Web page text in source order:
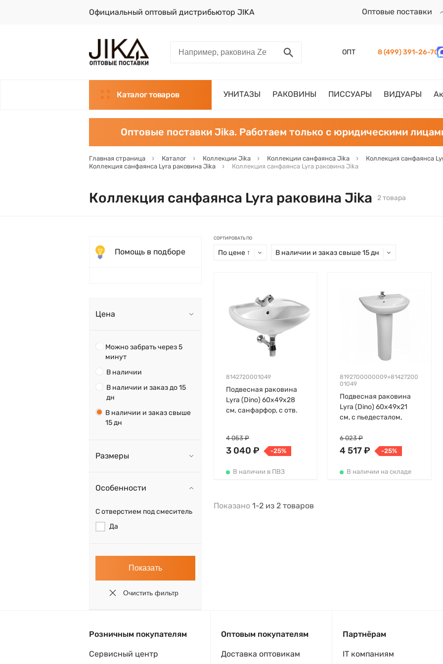
Официальный оптовый дистрибьютор JIKA Оптовые поставки
ОПТ 8 (499) 391-26-70
Каталог товаров УНИТАЗЫ РАКОВИНЫ ПИССУАРЫ ВИДУАРЫ
Оптовые поставки Jika. Работаем только с юридическими
Главная страница Каталог Коллекции Jika Коллекции санфаянса Jika
Коллекция санфаянса
Коллекция санфаянса Lyra раковина Jika
Коллекция санфаянса Lyra раковина Jika
Коллекция санфаянса Lyra раковина Jika 2 товара
Помощь в подборе
Цена
Можно забрать через 5
минут
В наличии
В наличии и заказ до 15
дн
В наличии и заказ свыше
15 дн
Размеры
Особенности
С отверстием под смеситель
Да
СОРТИРОВАТЬ ПО
По цене ↑ В наличии и заказ свыше 15 дн
8142720001049
Подвесная раковина
Lyrа (Dino) 60х49х28
см, санфарфор, с отв.
3 040 ₽
4 053 ₽
-25%
В наличии в ПВЗ
8192700000009+81427200
01049
Подвесная раковина
Lyrа (Dino) 60х49х21
см, с пьедесталом,
4 517 ₽
6 023 ₽
-25%
В наличии на складе
Показано 1-2 из 2 товаров
Розничным покупателям
Сервисный центр
Оптовым покупателям
Доставка оптовикам
Партнёрам
IT компаниям